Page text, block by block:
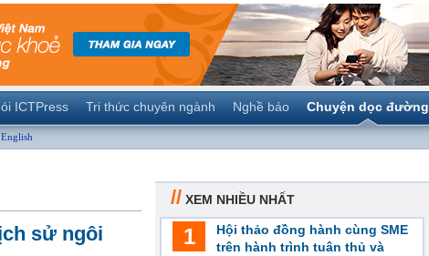
ICTPress Tri thức chuyên ngành Nghề báo Chuyện dọc đường
sử ngôi
// XEM NHIỀU NHẤT
1
Hội thảo đồng hành cùng SME
trên hành trình tuân thủ và